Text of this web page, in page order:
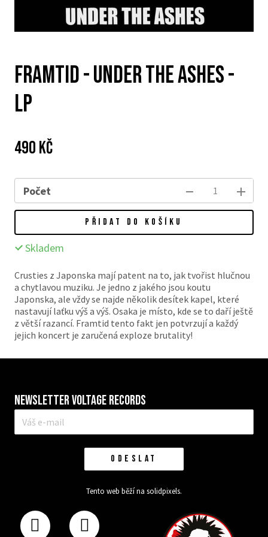
Framtid - Under the Ashes -
LP
Cena:
490 Kč
Počet
PŘIDAT DO KOŠÍKU
Skladem
Crusties z Japonska mají patent na to, jak tvořist hlučnou
a chytlavou muziku. Je jedno z jakého jsou koutu
Japonska, ale vždy se najde několik desítek kapel, které
nastavují laťku výš a výš. Osaka je místo, kde se to daří ještě
z větší razancí. Framtid tento fakt jen potvrzují a každý
jejich koncert je zaručená exploze brutality!
Newsletter VOLTAGE RECORDS
E-
mail
ODESLAT
Tento web běží na solidpixels.